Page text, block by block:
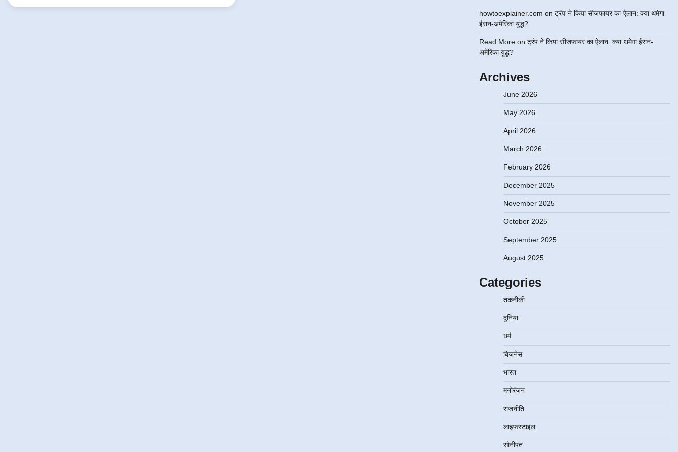
howtoexplainer.com on ट्रंप ने किया सीजफायर का ऐलान: क्या थमेगा
ईरान-अमेरिका युद्ध?
Read Moreon ट्रंप ने किया सीजफायर का ऐलान: क्या थमेगा ईरान-
अमेरिका युद्ध?
Archives
June 2026
May 2026
April 2026
March 2026
February 2026
December 2025
November 2025
October 2025
September 2025
August 2025
Categories
तकनीकी
दुनिया
धर्म
बिजनेस
भारत
मनोरंजन
राजनीति
लाइफस्टाइल
सोनीपत